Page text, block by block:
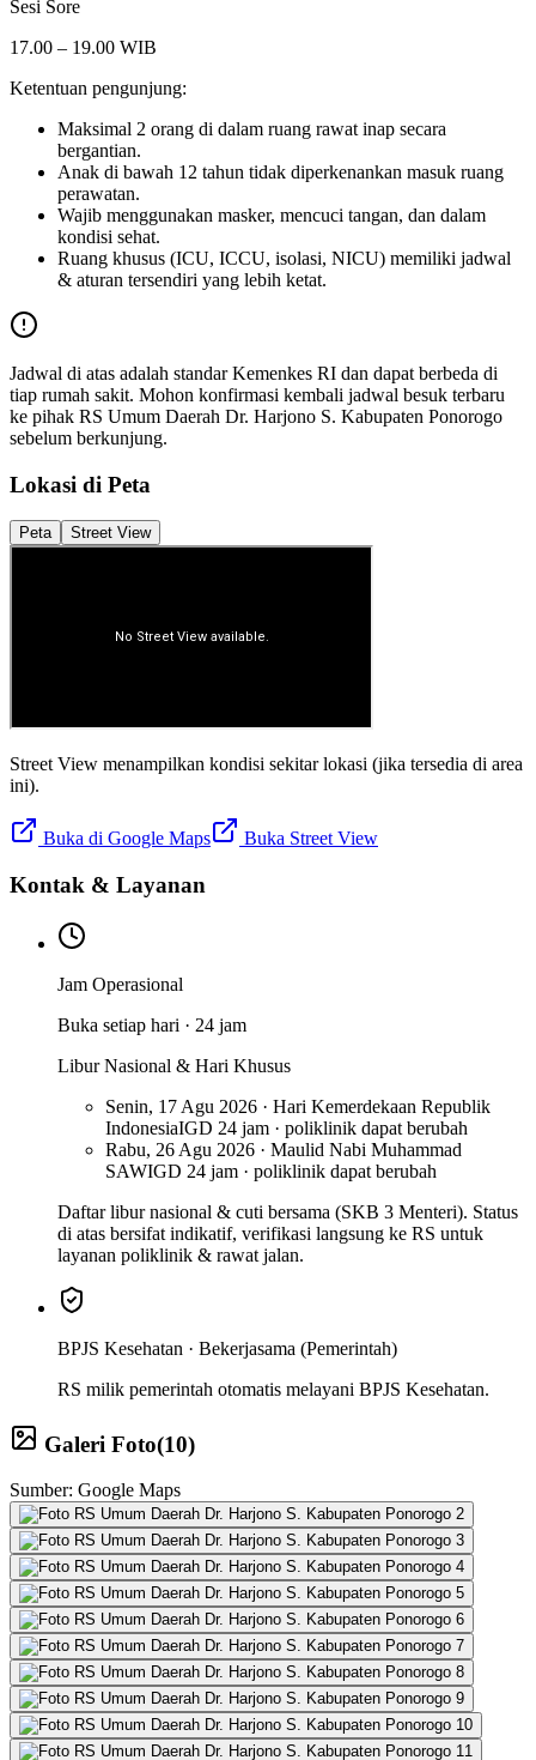
Sesi Sore
17.00 – 19.00 WIB
Ketentuan pengunjung:
Maksimal 2 orang di dalam ruang rawat inap secara
bergantian.
Anak di bawah 12 tahun tidak diperkenankan masuk ruang
perawatan.
Wajib menggunakan masker, mencuci tangan, dan dalam
kondisi sehat.
Ruang khusus (ICU, ICCU, isolasi, NICU) memiliki jadwal
& aturan tersendiri yang lebih ketat.
Jadwal di atas adalah standar Kemenkes RI dan dapat berbeda di
tiap rumah sakit. Mohon konfirmasi kembali jadwal besuk terbaru
ke pihak RS Umum Daerah Dr. Harjono S. Kabupaten Ponorogo
sebelum berkunjung.
Lokasi di Peta
Peta Street View
Street View menampilkan kondisi sekitar lokasi (jika tersedia di area
ini).
Buka di Google Maps Buka Street View
Kontak & Layanan
Jam Operasional
Buka setiap hari · 24 jam
Libur Nasional & Hari Khusus
Senin, 17 Agu 2026 · Hari Kemerdekaan Republik
IndonesiaIGD 24 jam · poliklinik dapat berubah
Rabu, 26 Agu 2026 · Maulid Nabi Muhammad
SAWIGD 24 jam · poliklinik dapat berubah
Daftar libur nasional & cuti bersama (SKB 3 Menteri). Status
di atas bersifat indikatif, verifikasi langsung ke RS untuk
layanan poliklinik & rawat jalan.
BPJS Kesehatan · Bekerjasama (Pemerintah)
RS milik pemerintah otomatis melayani BPJS Kesehatan.
Galeri Foto(10)
Sumber: Google Maps